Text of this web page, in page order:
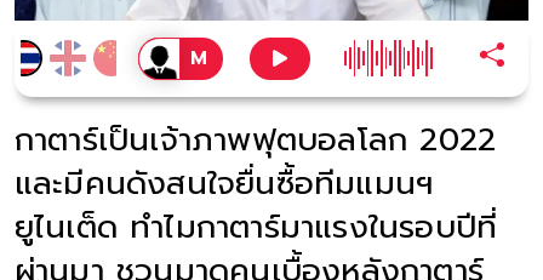
กาตาร์เป็นเจ้าภาพฟุตบอลโลก 2022
และมีคนดังสนใจยื่นซื้อทีมแมนฯ
ยูไนเต็ด ทำไมกาตาร์มาแรงในรอบปีที่